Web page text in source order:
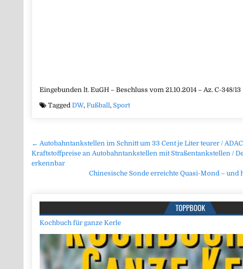
Eingebunden lt. EuGH – Beschluss vom 21.10.2014 – Az. C-348/13
TaggedDW,Fußball,Sport
Beitragsnavigation
← Autobahntankstellen im Schnitt um 33 Cent je Liter teurer /
Kraftstoffpreise an Autobahntankstellen mit Straßentankstellen /
erkennbar
Chinesische Sonde erreichte Quasi-Mond – und
TOPPBOOK
Kochbuch für ganze Kerle